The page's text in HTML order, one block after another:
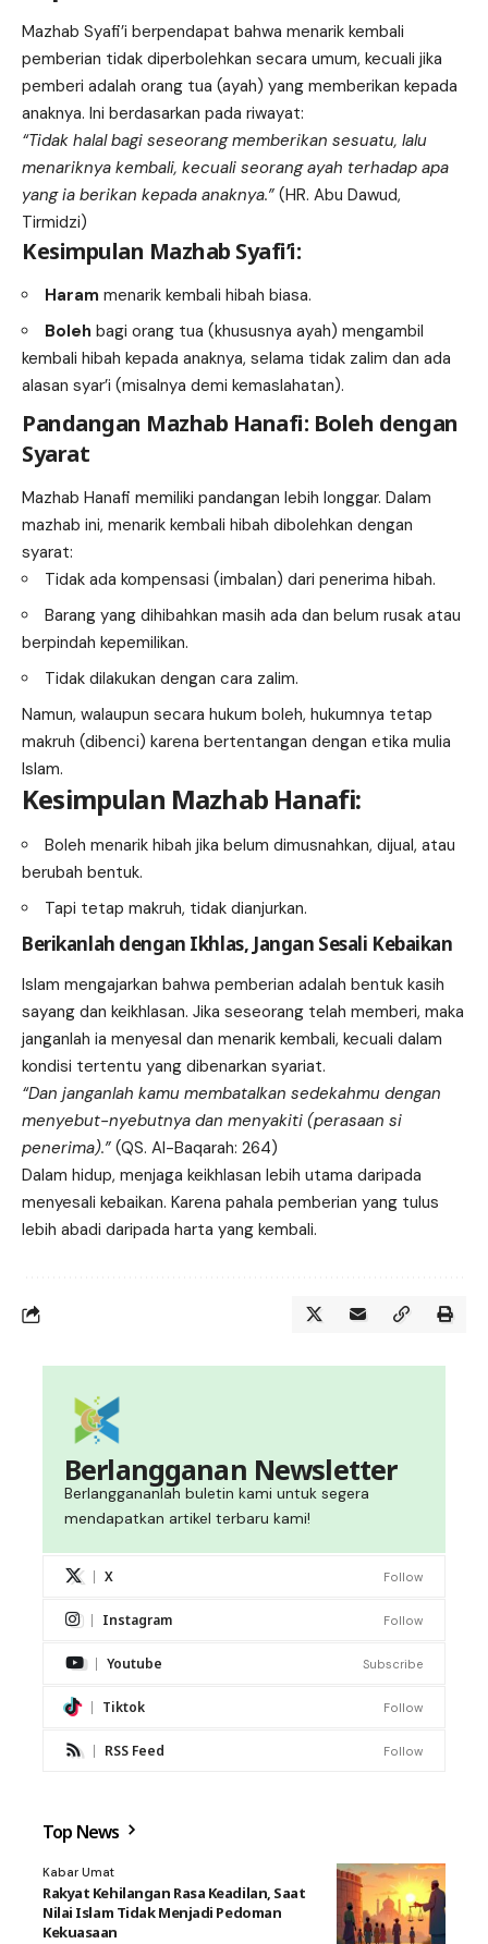
Mazhab Syafi’i berpendapat bahwa menarik kembali
pemberian tidak diperbolehkan secara umum, kecuali jika
pemberi adalah orang tua (ayah) yang memberikan kepada
anaknya. Ini berdasarkan pada riwayat:
“Tidak halal bagi seseorang memberikan sesuatu, lalu
menariknya kembali, kecuali seorang ayah terhadap apa
yang ia berikan kepada anaknya.” (HR. Abu Dawud,
Tirmidzi)
Kesimpulan Mazhab Syafi’i:
Haram menarik kembali hibah biasa.
Boleh bagi orang tua (khususnya ayah) mengambil
kembali hibah kepada anaknya, selama tidak zalim dan ada
alasan syar’i (misalnya demi kemaslahatan).
Pandangan Mazhab Hanafi: Boleh dengan
Syarat
Mazhab Hanafi memiliki pandangan lebih longgar. Dalam
mazhab ini, menarik kembali hibah dibolehkan dengan
syarat:
Tidak ada kompensasi (imbalan) dari penerima hibah.
Barang yang dihibahkan masih ada dan belum rusak atau
berpindah kepemilikan.
Tidak dilakukan dengan cara zalim.
Namun, walaupun secara hukum boleh, hukumnya tetap
makruh (dibenci) karena bertentangan dengan etika mulia
Islam.
Kesimpulan Mazhab Hanafi:
Boleh menarik hibah jika belum dimusnahkan, dijual, atau
berubah bentuk.
Tapi tetap makruh, tidak dianjurkan.
Berikanlah dengan Ikhlas, Jangan Sesali Kebaikan
Islam mengajarkan bahwa pemberian adalah bentuk kasih
sayang dan keikhlasan. Jika seseorang telah memberi, maka
janganlah ia menyesal dan menarik kembali, kecuali dalam
kondisi tertentu yang dibenarkan syariat.
“Dan janganlah kamu membatalkan sedekahmu dengan
menyebut-nyebutnya dan menyakiti (perasaan si
penerima).” (QS. Al-Baqarah: 264)
Dalam hidup, menjaga keikhlasan lebih utama daripada
menyesali kebaikan. Karena pahala pemberian yang tulus
lebih abadi daripada harta yang kembali.
Berlangganan Newsletter
Berlanggananlah buletin kami untuk segera
mendapatkan artikel terbaru kami!
X Follow
Instagram Follow
Youtube Subscribe
Tiktok Follow
RSS Feed Follow
Top News
Kabar Umat
Rakyat Kehilangan Rasa Keadilan, Saat
Nilai Islam Tidak Menjadi Pedoman
Kekuasaan